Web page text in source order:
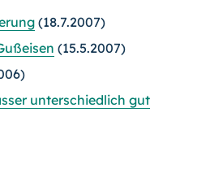
(18.7.2007)
(15.5.2007)
unterschiedlich gut